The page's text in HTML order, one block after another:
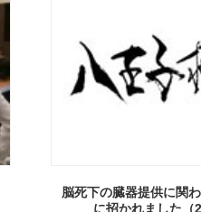
脳死下の臓器提供に関
に招かれました（